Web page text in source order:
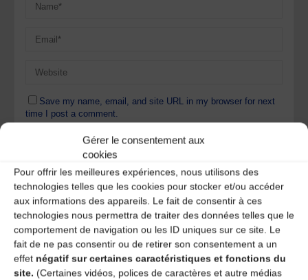
Gérer le consentement aux
cookies
Pour offrir les meilleures expériences, nous utilisons des
technologies telles que les cookies pour stocker et/ou accéder
aux informations des appareils. Le fait de consentir à ces
technologies nous permettra de traiter des données telles que le
comportement de navigation ou les ID uniques sur ce site. Le
fait de ne pas consentir ou de retirer son consentement a un
effet négatif sur certaines caractéristiques et fonctions du
site. (Certaines vidéos, polices de caractères et autre médias
Save my name, email, and site URL in my browser for next
time I post a comment.
savoir plus sur la façon dont les données de vos
commentaires sont traitées.